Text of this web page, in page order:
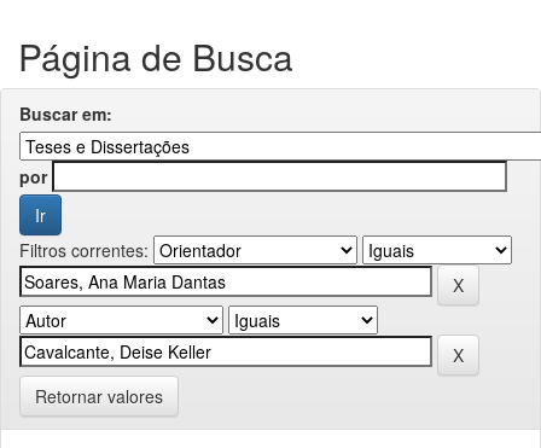
Página de Busca
Buscar em:
por
Filtros correntes:
Retornar valores